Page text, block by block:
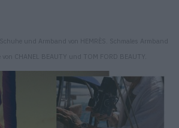
und Armband von HEMRÈS. Schmales Armband
CHANEL BEAUTY und TOM FORD BEAUTY.